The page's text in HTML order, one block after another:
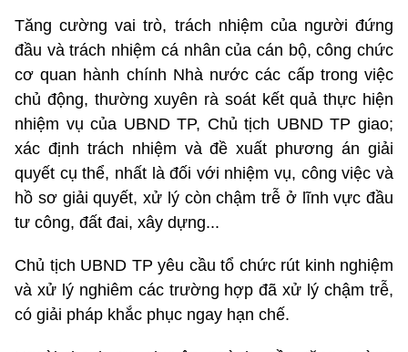
Tăng cường vai trò, trách nhiệm của người đứng
đầu và trách nhiệm cá nhân của cán bộ, công chức
cơ quan hành chính Nhà nước các cấp trong việc
chủ động, thường xuyên rà soát kết quả thực hiện
nhiệm vụ của UBND TP, Chủ tịch UBND TP giao;
xác định trách nhiệm và đề xuất phương án giải
quyết cụ thể, nhất là đối với nhiệm vụ, công việc và
hồ sơ giải quyết, xử lý còn chậm trễ ở lĩnh vực đầu
tư công, đất đai, xây dựng...
Chủ tịch UBND TP yêu cầu tổ chức rút kinh nghiệm
và xử lý nghiêm các trường hợp đã xử lý chậm trễ,
có giải pháp khắc phục ngay hạn chế.